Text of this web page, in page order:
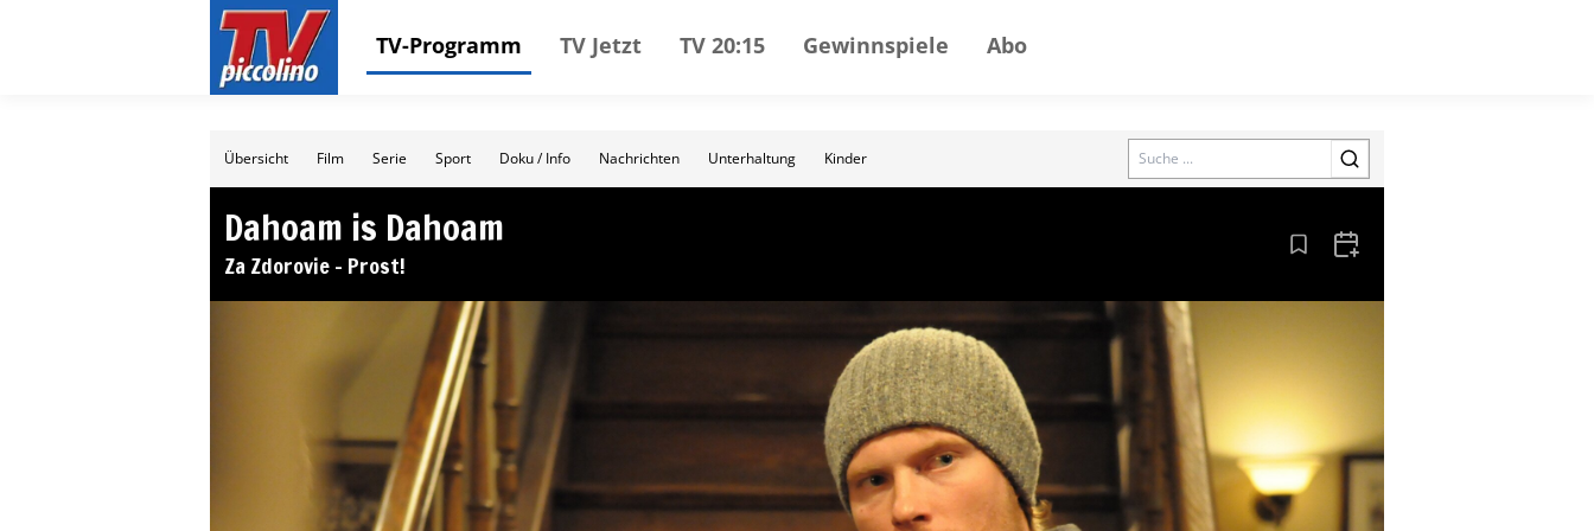
TV-Programm TV Jetzt TV 20:15 Gewinnspiele Abo
Übersicht Film Serie Sport Doku / Info Nachrichten Unterhaltung Kinder Search
Dahoam is Dahoam
Za Zdorovie – Prost! Aus den Lesezeichen entfernen
Zum Kalender hinzufügen